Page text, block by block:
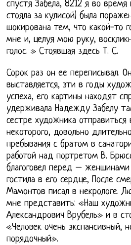
спустя Забела, 8212 я во
стояла за кулисой) была
шокирована тем, что какой-то
мне и, целуя мою руку,
голос. » Стоявшая здесь Т. С.
Сорок раз он ее переписывал.
выставляется, эти в годы
успеха, его картины находят
удерживала Надежду Забелу
сестре художника
некоторого, довольно
пребывания с братом в
работой над портретом В.
благоговел перед –
гостила в его сердце, После
Мамонтов писал в некрологе.
мне представить: «Наш
Александрович Врубель» и в
«Человек очень экспансивный,
порядочный».